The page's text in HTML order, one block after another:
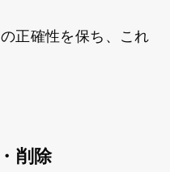
正確性を保ち、これ
削除